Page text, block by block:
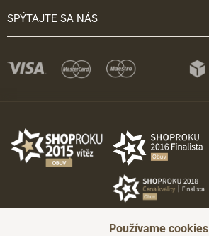
SPÝTAJTE SA NÁS
Používame cookies